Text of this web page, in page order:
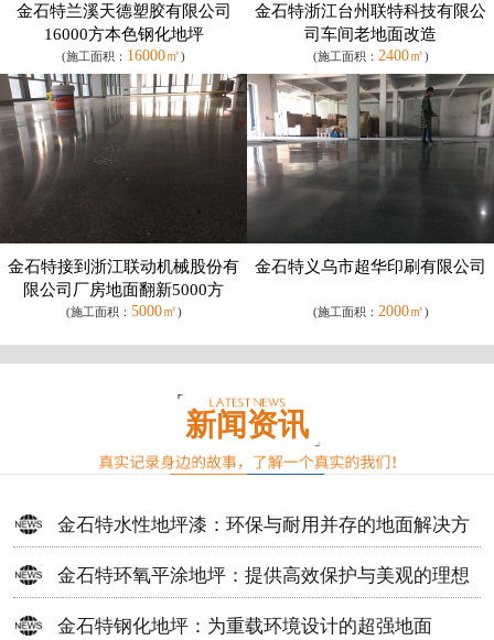
金石特兰溪天德塑胶有限公司
16000方本色钢化地坪
(施工面积： 16000㎡)
金石特浙江台州联特科技有限公
司车间老地面改造
(施工面积： 2400㎡)
金石特接到浙江联动机械股份有
限公司厂房地面翻新5000方
(施工面积： 5000㎡)
金石特义乌市超华印刷有限公司
(施工面积： 2000㎡)
新闻资讯
金石特水性地坪漆：环保与耐用并存的地面解决方
案
金石特环氧平涂地坪：提供高效保护与美观的理想
选择
金石特钢化地坪：为重载环境设计的超强地面